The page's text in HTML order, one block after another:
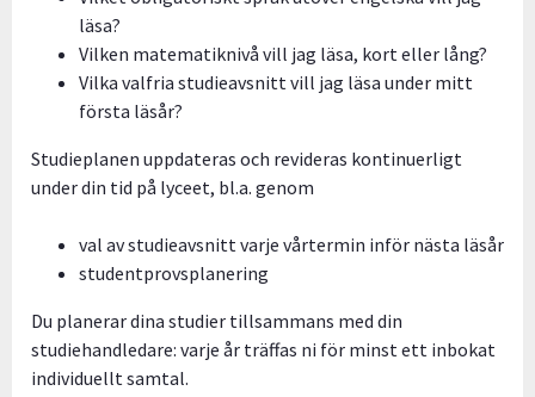
läsa?
Vilken matematiknivå vill jag läsa, kort eller lång?
Vilka valfria studieavsnitt vill jag läsa under mitt
första läsår?
Studieplanen uppdateras och revideras kontinuerligt
under din tid på lyceet, bl.a. genom
val av studieavsnitt varje vårtermin inför nästa läsår
studentprovsplanering
Du planerar dina studier tillsammans med din
studiehandledare: varje år träffas ni för minst ett inbokat
individuellt samtal.